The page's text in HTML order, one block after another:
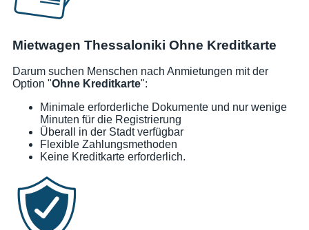
Mietwagen Thessaloniki Ohne Kreditkarte
Darum suchen Menschen nach Anmietungen mit der
Option "Ohne Kreditkarte":
Minimale erforderliche Dokumente und nur wenige
Minuten für die Registrierung
Überall in der Stadt verfügbar
Flexible Zahlungsmethoden
Keine Kreditkarte erforderlich.